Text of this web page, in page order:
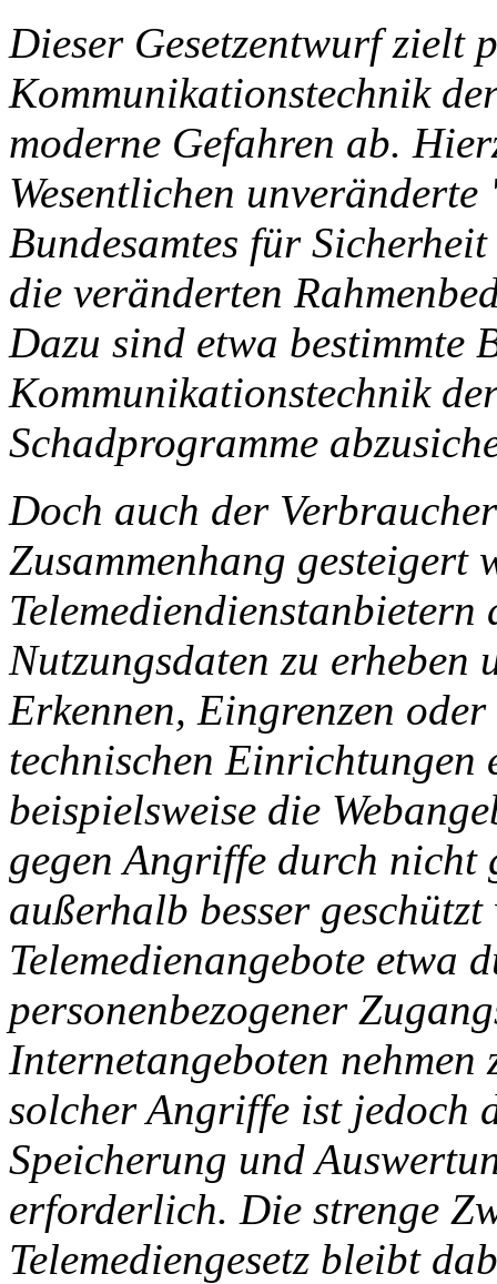
Dieser Gesetzentwurf zielt
Kommunikationstechnik
moderne Gefahren ab.
Wesentlichen
Bundesamtes für
die veränderten
Dazu sind etwa bestimmte
Kommunikationstechnik
Schadprogramme
Doch auch der
Zusammenhang gesteigert
Nutzungsdaten zu erheben
Erkennen, Eingrenzen
technischen
beispielsweise die
gegen Angriffe durch nicht
außerhalb besser
Telemedienangebote etwa
personenbezogener
Internetangeboten
solcher Angriffe ist jedoch
Speicherung und
erforderlich. Die strenge
Telemediengesetz bleibt